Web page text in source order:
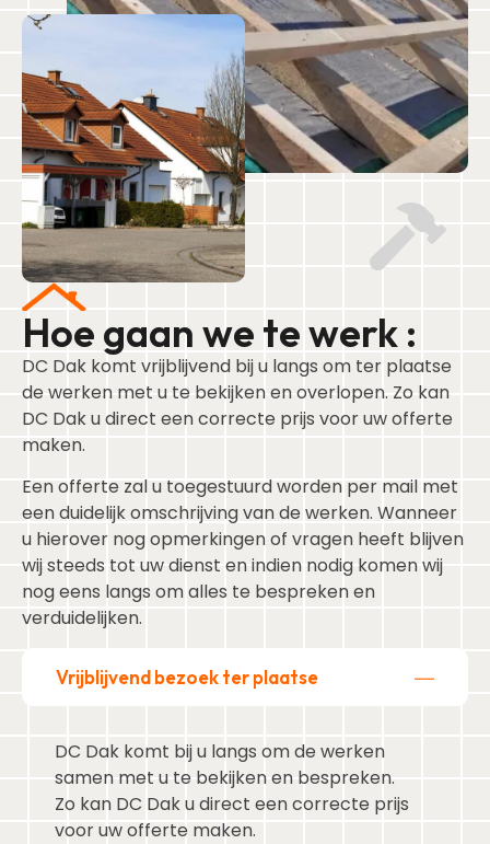
Hoe gaan we te werk :
DC Dak komt vrijblijvend bij u langs om ter plaatse
de werken met u te bekijken en overlopen. Zo kan
DC Dak u direct een correcte prijs voor uw offerte
maken.
Een offerte zal u toegestuurd worden per mail met
een duidelijk omschrijving van de werken. Wanneer
u hierover nog opmerkingen of vragen heeft blijven
wij steeds tot uw dienst en indien nodig komen wij
nog eens langs om alles te bespreken en
verduidelijken.
Vrijblijvend bezoek ter plaatse
DC Dak komt bij u langs om de werken
samen met u te bekijken en bespreken.
Zo kan DC Dak u direct een correcte prijs
voor uw offerte maken.